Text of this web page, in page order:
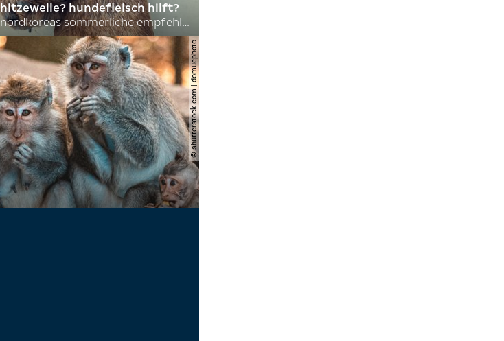
hitzewelle? hundefleisch hilft?
nordkoreas sommerliche empfehlungen
© shutterstock.com | domuephoto